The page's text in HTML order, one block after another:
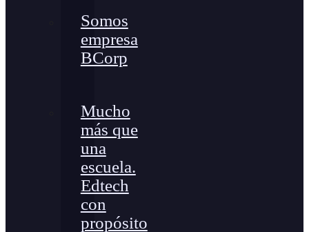
Somos
empresa
BCorp
Mucho
más que
una
escuela.
Edtech
con
propósito